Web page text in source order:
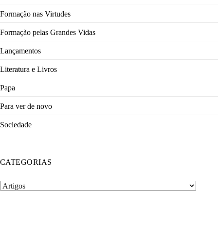
Formação nas Virtudes
Formação pelas Grandes Vidas
Lançamentos
Literatura e Livros
Papa
Para ver de novo
Sociedade
CATEGORIAS
Categorias